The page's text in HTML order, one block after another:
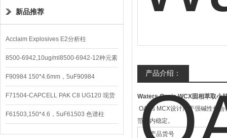
新品推荐
Acclaim Explosives E2分析柱
8500-6942,10ug/ml8500-6942-12种元素
混合校准液
F90984 150*4.6mm，5uF90984
CAPCELL PAK C8 DD （S-5）
F71504-CAPCELL PAK C8 UG120 现货
3600/支
F61503,150*4.6，5uF61503 色谱柱
CAPCELL PAK C18 UG120
产品介绍：
Waters Oasis WCX固相萃取小
OAsis MCX设计用于强碱性化
范围内稳定。
产品货号